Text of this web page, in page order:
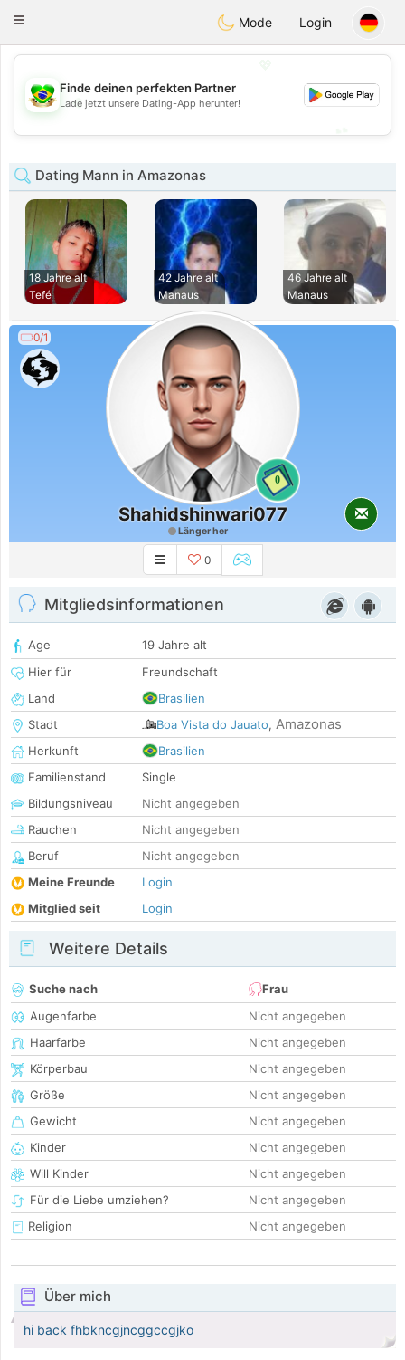
Conversar
Toggle
Mode Login
💖
💕
Finde deinen perfekten Partner
Lade jetzt unsere Dating-App herunter!
Dating Mann in Amazonas
18 Jahre alt
Tefé
42 Jahre alt
Manaus
46 Jahre alt
Manaus
0/1
0
Shahidshinwari077
Länger her
0
Mitgliedsinformationen
Age
19 Jahre alt
Hier für
Freundschaft
Land
Brasilien
Stadt
Boa Vista do Jauato, Amazonas
Herkunft
Brasilien
Familienstand
Single
Bildungsniveau
Nicht angegeben
Rauchen
Nicht angegeben
Beruf
Nicht angegeben
Meine Freunde
Login
Mitglied seit
Login
Weitere Details
Suche nach
Frau
Augenfarbe
Nicht angegeben
Haarfarbe
Nicht angegeben
Körperbau
Nicht angegeben
Größe
Nicht angegeben
Gewicht
Nicht angegeben
Kinder
Nicht angegeben
Will Kinder
Nicht angegeben
Für die Liebe umziehen?
Nicht angegeben
Religion
Nicht angegeben
Über mich
hi back fhbkncgjncggccgjko